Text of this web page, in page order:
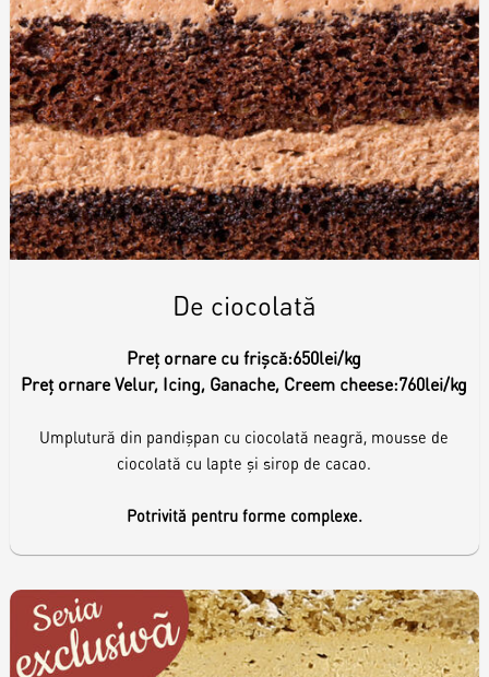
De ciocolată
Preț ornare cu frișcă:650lei/kg
Preț ornare Velur, Icing, Ganache, Creem cheese:760lei/kg
Umplutură din pandișpan cu ciocolată neagră, mousse de
ciocolată cu lapte și sirop de cacao.
Potrivită pentru forme complexe.